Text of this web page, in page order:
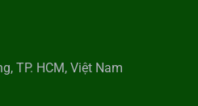
TP. HCM, Việt Nam